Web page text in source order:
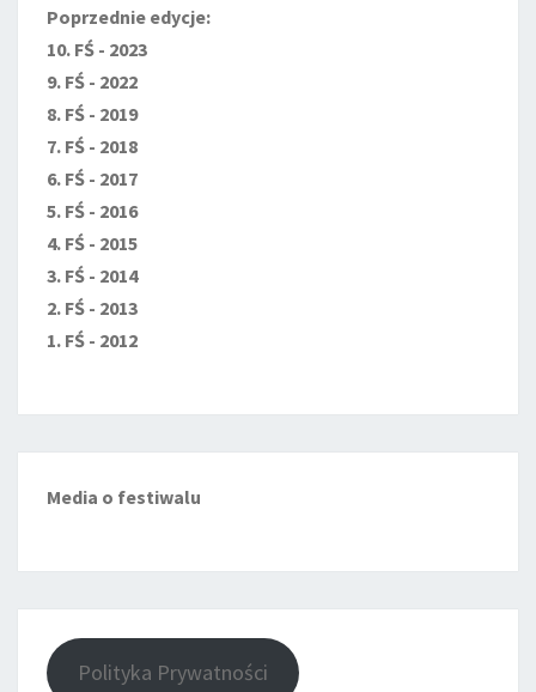
Poprzednie edycje:
10. FŚ - 2023
9. FŚ - 2022
8. FŚ - 2019
7. FŚ - 2018
6. FŚ - 2017
5. FŚ - 2016
4. FŚ - 2015
3. FŚ - 2014
2. FŚ - 2013
1. FŚ - 2012
Media o festiwalu
Polityka Prywatności